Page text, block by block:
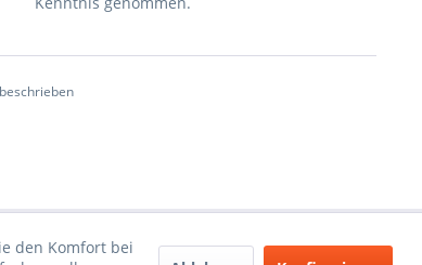
den Komfort bei